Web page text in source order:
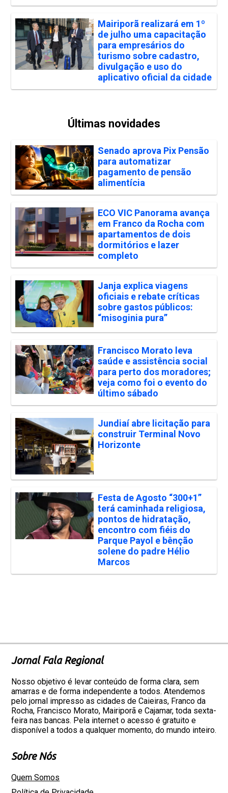
Mairiporã realizará em 1º
de julho uma capacitação
para empresários do
turismo sobre cadastro,
divulgação e uso do
aplicativo oficial da cidade
Últimas novidades
Senado aprova Pix Pensão
para automatizar
pagamento de pensão
alimentícia
ECO VIC Panorama avança
em Franco da Rocha com
apartamentos de dois
dormitórios e lazer
completo
Janja explica viagens
oficiais e rebate críticas
sobre gastos públicos:
“misoginia pura”
Francisco Morato leva
saúde e assistência social
para perto dos moradores;
veja como foi o evento do
último sábado
Jundiaí abre licitação para
construir Terminal Novo
Horizonte
Festa de Agosto “300+1”
terá caminhada religiosa,
pontos de hidratação,
encontro com fiéis do
Parque Payol e bênção
solene do padre Hélio
Marcos
Jornal Fala Regional
Nosso objetivo é levar conteúdo de forma clara, sem
amarras e de forma independente a todos. Atendemos
pelo jornal impresso as cidades de Caieiras, Franco da
Rocha, Francisco Morato, Mairiporã e Cajamar, toda sexta-
feira nas bancas. Pela internet o acesso é gratuito e
disponível a todos a qualquer momento, do mundo inteiro.
Sobre Nós
Quem Somos